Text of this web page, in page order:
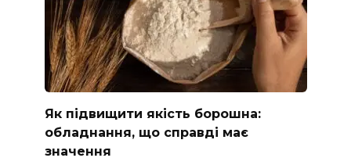
Як підвищити якість борошна:
обладнання, що справді має
значення